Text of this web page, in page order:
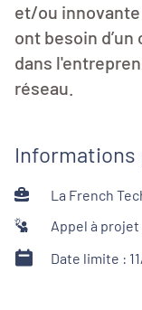
et/ou
ont besoin
dans
réseau.
Informations
La French
Appel à projet
Date limite :